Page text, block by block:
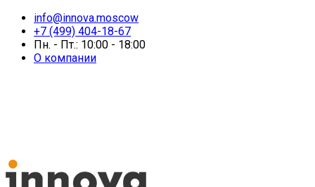
info@innova.moscow
+7 (499) 404-18-67
Пн. - Пт.: 10:00 - 18:00
О компании